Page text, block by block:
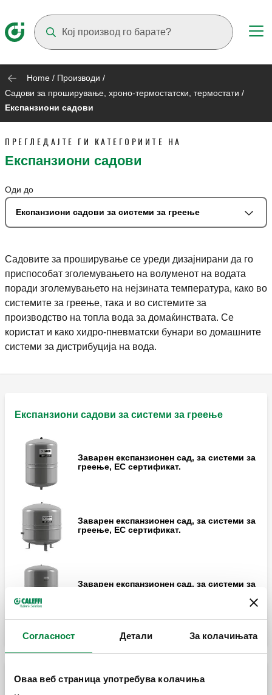
Согласност Детали За колачињата
Оваа веб страница употребува колачиња
Home / Производи /
Садови за проширување, хроно-термостатски, термостати /
Експанзиони садови
ПРЕГЛЕДАЈТЕ ГИ КАТЕГОРИИТЕ НА
Експанзиони садови
Оди до
Експанзиони садови за системи за греење
Садовите за проширување се уреди дизајнирани да го
приспособат зголемувањето на волуменот на водата
поради зголемувањето на нејзината температура, како во
системите за греење, така и во системите за
производство на топла вода за домаќинствата. Се
користат и како хидро-пневматски бунари во домашните
системи за дистрибуција на вода.
Експанзиони садови за системи за греење
Заварен експанзионен сад, за системи за
греење, EC сертификат.
Заварен експанзионен сад, за системи за
греење, EC сертификат.
Заварен експанзионен сад, за системи за
Експанзиони садови за домашни водоводни